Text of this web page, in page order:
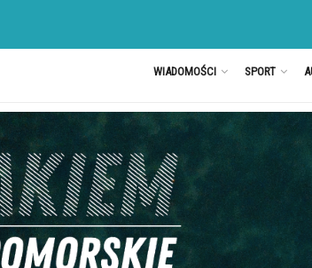
WIADOMOŚCI SPORT